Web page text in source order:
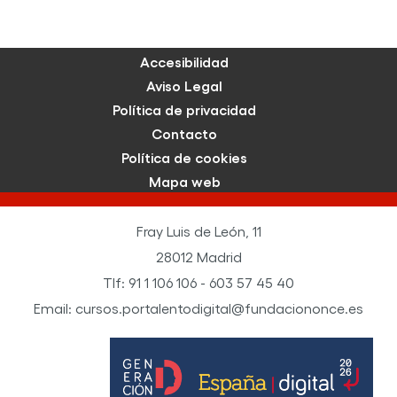
Accesibilidad
Aviso Legal
Política de privacidad
Contacto
Política de cookies
Mapa web
Fray Luis de León, 11
28012 Madrid
Tlf: 91 1 106 106 - 603 57 45 40
Email: cursos.portalentodigital@fundaciononce.es